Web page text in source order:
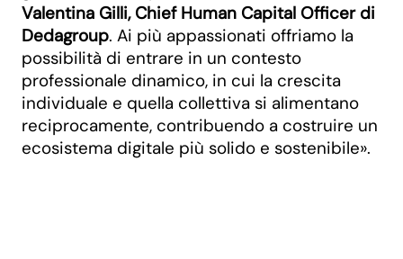
Valentina Gilli, Chief Human Capital Officer di
Dedagroup. Ai più appassionati offriamo la
possibilità di entrare in un contesto
professionale dinamico, in cui la crescita
individuale e quella collettiva si alimentano
reciprocamente, contribuendo a costruire un
ecosistema digitale più solido e sostenibile».